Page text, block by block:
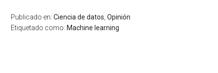
Publicado en:Ciencia de datos ,Opinión
Etiquetado como: Machine learning